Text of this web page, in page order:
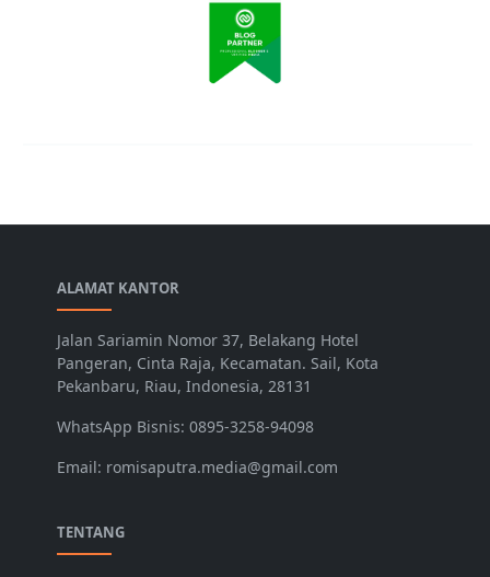
ALAMAT KANTOR
Jalan Sariamin Nomor 37, Belakang Hotel
Pangeran, Cinta Raja, Kecamatan. Sail, Kota
Pekanbaru, Riau, Indonesia, 28131
WhatsApp Bisnis: 0895-3258-94098
Email: romisaputra.media@gmail.com
TENTANG